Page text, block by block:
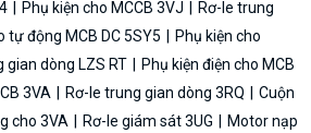
Phụ kiện cho MCCB 3VJ
Rơ-le trung
tự động MCB DC 5SY5
Phụ kiện cho
gian dòng LZS RT
Phụ kiện điện cho MCB
3VA Rơ-le trung gian dòng 3RQ
Cuộn
cho 3VA
Rơ-le giám sát 3UG
Motor nạp